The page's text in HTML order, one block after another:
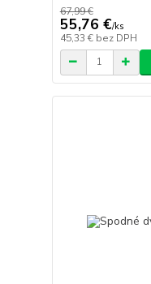
67,99 €
55,76 €/ks
45,33 € bez DPH